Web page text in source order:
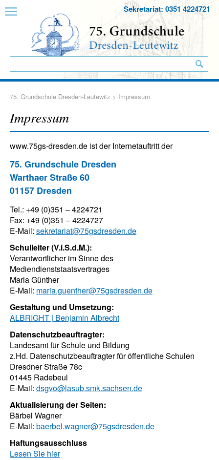
Sekretariat: 0351 4224721
75. Grundschule Dresden-Leutewitz > Impressum
Impressum
www.75gs-dresden.de ist der Internetauftritt der
75. Grundschule Dresden
Warthaer Straße 60
01157 Dresden
Tel.: +49 (0)351 – 4224721
Fax: +49 (0)351 – 4224727
E-Mail: sekretariat@75gsdresden.de
Schulleiter (V.i.S.d.M.):
Verantwortlicher im Sinne des
Mediendienststaatsvertrages
Maria Günther
E-Mail: maria.guenther@75gsdresden.de
Gestaltung und Umsetzung:
ALBRIGHT | Benjamin Albrecht
Datenschutzbeauftragter:
Landesamt für Schule und Bildung
z.Hd. Datenschutzbeauftragter für öffentliche Schulen
Dresdner Straße 78c
01445 Radebeul
E-Mail: dsgvo@lasub.smk.sachsen.de
Aktualisierung der Seiten:
Bärbel Wagner
E-Mail: baerbel.wagner@75gsdresden.de
Haftungsausschluss
Lesen Sie hier